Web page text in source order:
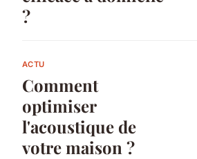
?
ACTU
Comment
optimiser
l'acoustique de
votre maison ?